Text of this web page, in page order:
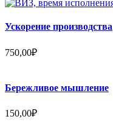
Ускорение производства
750,00₽
Бережливое мышление
150,00₽